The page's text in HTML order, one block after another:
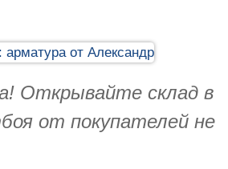
Открывайте склад в
от покупателей не